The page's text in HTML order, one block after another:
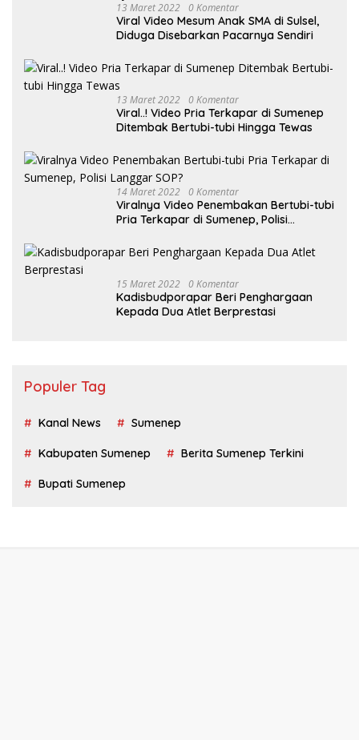
13 Maret 2022 0 Komentar
Viral Video Mesum Anak SMA di Sulsel,
Diduga Disebarkan Pacarnya Sendiri
13 Maret 2022 0 Komentar
Viral..! Video Pria Terkapar di Sumenep
Ditembak Bertubi-tubi Hingga Tewas
14 Maret 2022 0 Komentar
Viralnya Video Penembakan Bertubi-tubi
Pria Terkapar di Sumenep, Polisi
15 Maret 2022 0 Komentar
Kadisbudporapar Beri Penghargaan
Kepada Dua Atlet Berprestasi
Populer Tag
Kanal News Sumenep
Kabupaten Sumenep Berita Sumenep Terkini
Bupati Sumenep